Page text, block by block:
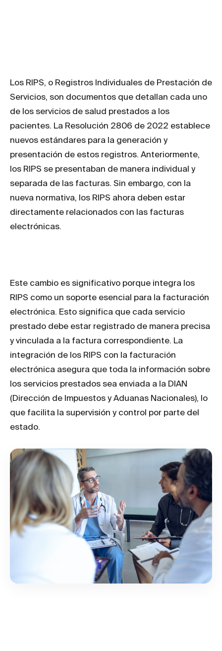
Los RIPS, o Registros Individuales de Prestación de
Servicios, son documentos que detallan cada uno
de los servicios de salud prestados a los
pacientes. La Resolución 2806 de 2022 establece
nuevos estándares para la generación y
presentación de estos registros. Anteriormente,
los RIPS se presentaban de manera individual y
separada de las facturas. Sin embargo, con la
nueva normativa, los RIPS ahora deben estar
directamente relacionados con las facturas
electrónicas.
Este cambio es significativo porque integra los
RIPS como un soporte esencial para la facturación
electrónica. Esto significa que cada servicio
prestado debe estar registrado de manera precisa
y vinculada a la factura correspondiente. La
integración de los RIPS con la facturación
electrónica asegura que toda la información sobre
los servicios prestados sea enviada a la DIAN
(Dirección de Impuestos y Aduanas Nacionales), lo
que facilita la supervisión y control por parte del
estado.